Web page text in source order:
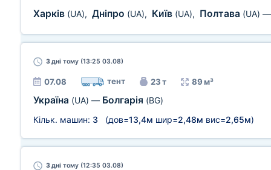
Харків (UA), Дніпро (UA), Київ (UA), Полтава (UA)
3 дні тому (13:25 03.08)
07.08 тент 23 т 89 м³
Україна (UA) — Болгарія (BG)
Кільк. машин: 3 (дов=13,4м шир=2,48м вис=2,65м)
3 дні тому (12:35 03.08)